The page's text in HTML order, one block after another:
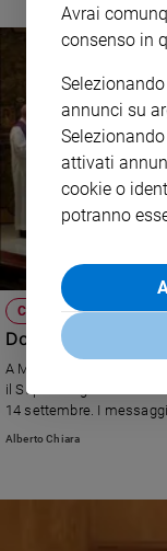
CHIESA
Don Silvio Sassi, il
A Milano, i Paolini e i
il Superiore generale
14 settembre. I
Alberto Chiara
Avrai
consenso in
annunci su
attivati
cookie o
potranno